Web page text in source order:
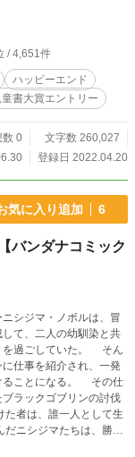
が悪くなると、もう片
を聞いたのです。そこ
に、幻想界へと旅立っ
/ 4,651件
ハッピーエンド
書大賞エントリー
数 0
文字数 260,027
登録日 2022.04.20
気に入り追加 6
バンダナコミック
シジマ・ノボルは、冒
て、二人の幼馴染と共
を過ごしていた。 そん
仕事を紹介され、一発
ることになる。 その仕
ラックゴブリンの討伐
者は、誰一人として生
ニシジマたちは、勝利
に襲われ殺されてしま